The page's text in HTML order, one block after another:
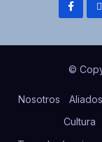
©
Nosotros Aliados
Cultura